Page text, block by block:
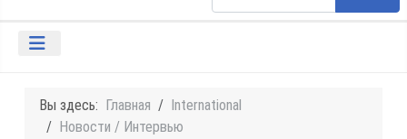
Вы здесь: Главная
International
Новости / Интервью